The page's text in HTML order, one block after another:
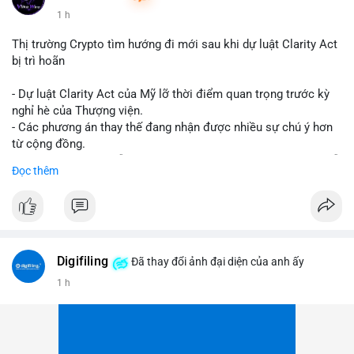
1 h
Thị trường Crypto tìm hướng đi mới sau khi dự luật Clarity Act
bị trì hoãn
- Dự luật Clarity Act của Mỹ lỡ thời điểm quan trọng trước kỳ
nghỉ hè của Thượng viện.
- Các phương án thay thế đang nhận được nhiều sự chú ý hơn
từ cộng đồng.
về pháp lý.
#binancesquare
#vlikevn #titanbot
Đọc thêm
Digifiling Đã thay đổi ảnh đại diện của anh ấy
1 h